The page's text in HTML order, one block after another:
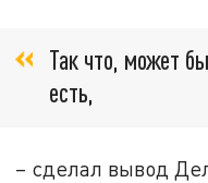
Так что, может
есть,
– сделал вывод